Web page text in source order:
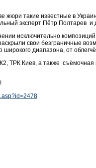
жюри такие известные в
эксперт Пётр Полтарев и
исключительно
свои безграничные
диапазона, от
ТРК Киев, а также